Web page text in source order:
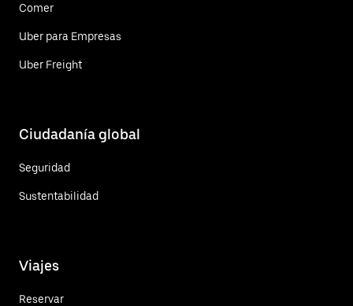
Comer
Uber para Empresas
Uber Freight
Ciudadanía global
Seguridad
Sustentabilidad
Viajes
Reservar